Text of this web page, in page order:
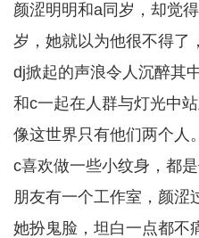
颜涩明明和a同岁，却觉
岁，她就以为他很不得了
dj掀起的声浪令人沉醉其
和c一起在人群与灯光中
像这世界只有他们两个人。
c喜欢做一些小纹身，都
朋友有一个工作室，颜涩
她扮鬼脸，坦白一点都不